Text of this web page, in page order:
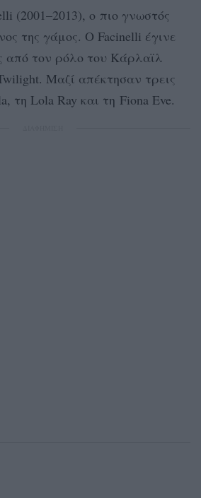
(2001–2013), o πιο γνωστός
της γάμος. Ο Facinelli έγινε
από τον ρόλο του Κάρλαϊλ
Μαζί απέκτησαν τρεις
τη Lola Ray και τη Fiona Eve.